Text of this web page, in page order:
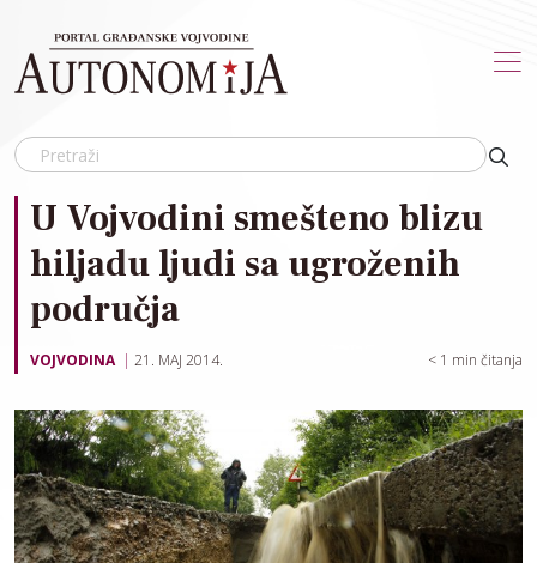
U Vojvodini smešteno blizu
hiljadu ljudi sa ugroženih
područja
VOJVODINA 21. MAJ 2014. < 1 min čitanja